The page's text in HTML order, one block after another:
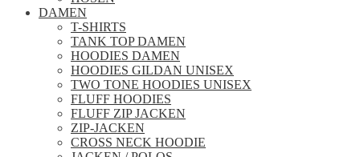
DAMEN
T-SHIRTS
TANK TOP DAMEN
HOODIES DAMEN
HOODIES GILDAN UNISEX
TWO TONE HOODIES UNISEX
FLUFF HOODIES
FLUFF ZIP JACKEN
ZIP-JACKEN
CROSS NECK HOODIE